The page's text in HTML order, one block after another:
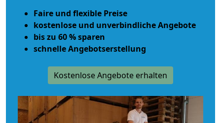
Faire und flexible Preise
kostenlose und unverbindliche Angebote
bis zu 60 % sparen
schnelle Angebotserstellung
Kostenlose Angebote erhalten